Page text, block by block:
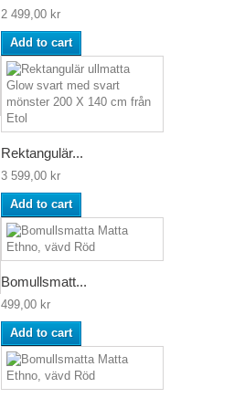
2 499,00 kr
Add to cart
Rektangulär...
3 599,00 kr
Add to cart
Bomullsmatt...
499,00 kr
Add to cart